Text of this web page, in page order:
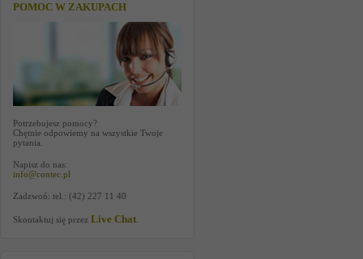
POMOC W ZAKUPACH
Potrzebujesz pomocy?
Chętnie odpowiemy na wszystkie Twoje
pytania.
Napisz do nas:
info@contec.pl
Zadzwoń: tel.: (42) 227 11 40
Skontaktuj się przez Live Chat